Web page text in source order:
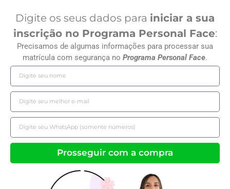
Digite os seus dados para iniciar a sua
inscrição no Programa Personal Face:
Precisamos de algumas informações para processar sua
matrícula com segurança no Programa Personal Face.
Prosseguir com a compra